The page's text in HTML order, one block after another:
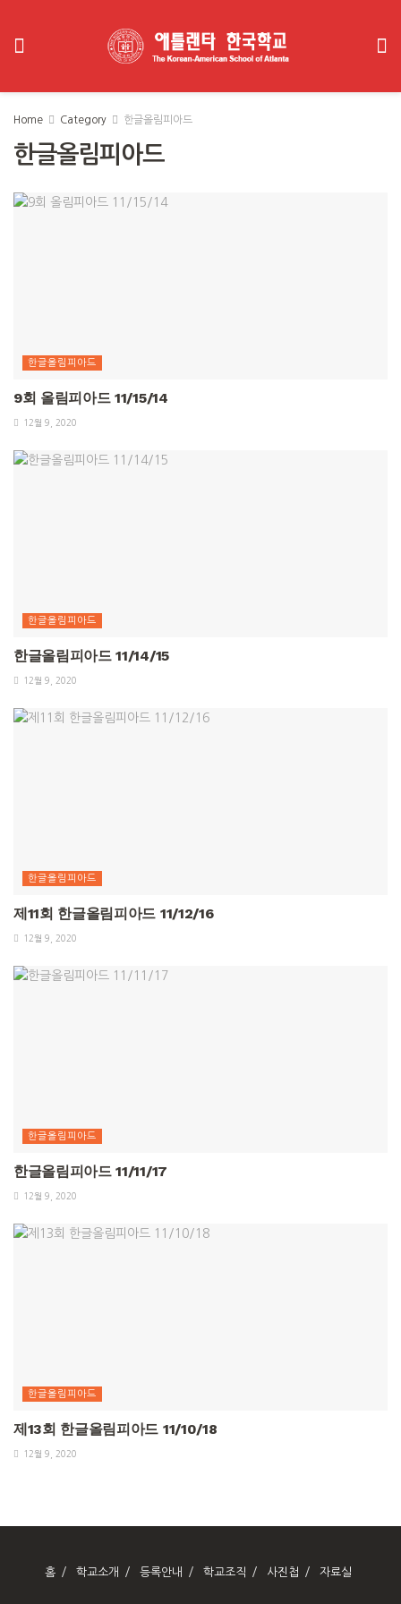
Home Category 한글올림피아드
한글올림피아드
한글올림피아드
9회 올림피아드 11/15/14
12월 9, 2020
한글올림피아드
한글올림피아드 11/14/15
12월 9, 2020
한글올림피아드
제11회 한글올림피아드 11/12/16
12월 9, 2020
한글올림피아드
한글올림피아드 11/11/17
12월 9, 2020
한글올림피아드
제13회 한글올림피아드 11/10/18
12월 9, 2020
홈 학교소개 등록안내 학교조직 사진첩 자료실